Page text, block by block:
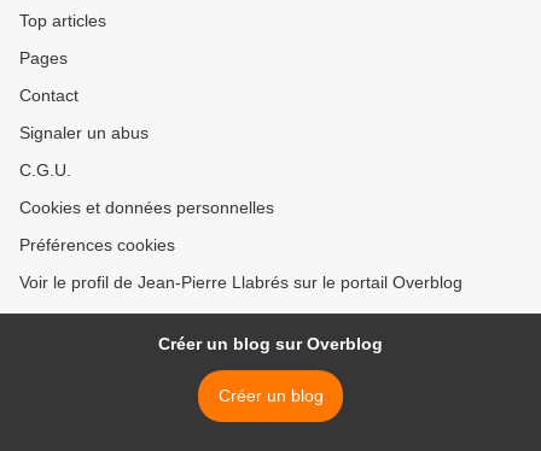
Top articles
Pages
Contact
Signaler un abus
C.G.U.
Cookies et données personnelles
Préférences cookies
Voir le profil de Jean-Pierre Llabrés sur le portail Overblog
Créer un blog sur Overblog
Créer un blog